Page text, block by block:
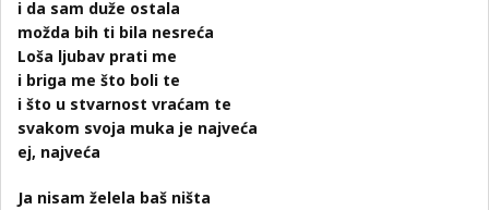
i da sam duže ostala
možda bih ti bila nesreća
Loša ljubav prati me
i briga me što boli te
i što u stvarnost vraćam te
svakom svoja muka je najveća
ej, najveća
Ja nisam želela baš ništa